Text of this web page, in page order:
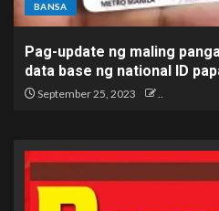
BANSA
Pag-update ng maling
data base ng national ID
September 25, 2023 ..